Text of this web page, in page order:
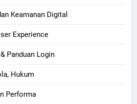
Keamanan Digital
Experience
Panduan Login
Hukum
Performa